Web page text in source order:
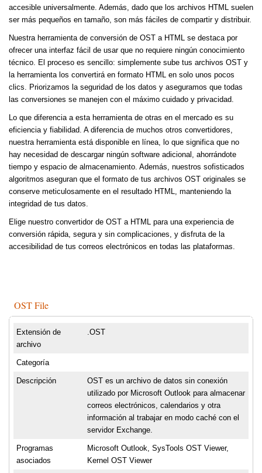
accesible universalmente. Además, dado que los archivos HTML suelen
ser más pequeños en tamaño, son más fáciles de compartir y distribuir.
Nuestra herramienta de conversión de OST a HTML se destaca por
ofrecer una interfaz fácil de usar que no requiere ningún conocimiento
técnico. El proceso es sencillo: simplemente sube tus archivos OST y
la herramienta los convertirá en formato HTML en solo unos pocos
clics. Priorizamos la seguridad de los datos y aseguramos que todas
las conversiones se manejen con el máximo cuidado y privacidad.
Lo que diferencia a esta herramienta de otras en el mercado es su
eficiencia y fiabilidad. A diferencia de muchos otros convertidores,
nuestra herramienta está disponible en línea, lo que significa que no
hay necesidad de descargar ningún software adicional, ahorrándote
tiempo y espacio de almacenamiento. Además, nuestros sofisticados
algoritmos aseguran que el formato de tus archivos OST originales se
conserve meticulosamente en el resultado HTML, manteniendo la
integridad de tus datos.
Elige nuestro convertidor de OST a HTML para una experiencia de
conversión rápida, segura y sin complicaciones, y disfruta de la
accesibilidad de tus correos electrónicos en todas las plataformas.
OST File
Extensión de
archivo
.OST
Categoría
Descripción
OST es un archivo de datos sin conexión
utilizado por Microsoft Outlook para almacenar
correos electrónicos, calendarios y otra
información al trabajar en modo caché con el
servidor Exchange.
Programas
asociados
Microsoft Outlook, SysTools OST Viewer,
Kernel OST Viewer